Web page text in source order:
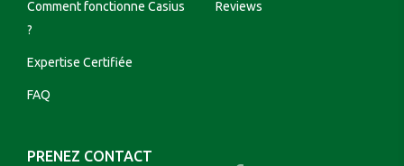
Comment fonctionne Casius
?
Expertise Certifiée
FAQ
Reviews
PRENEZ CONTACT